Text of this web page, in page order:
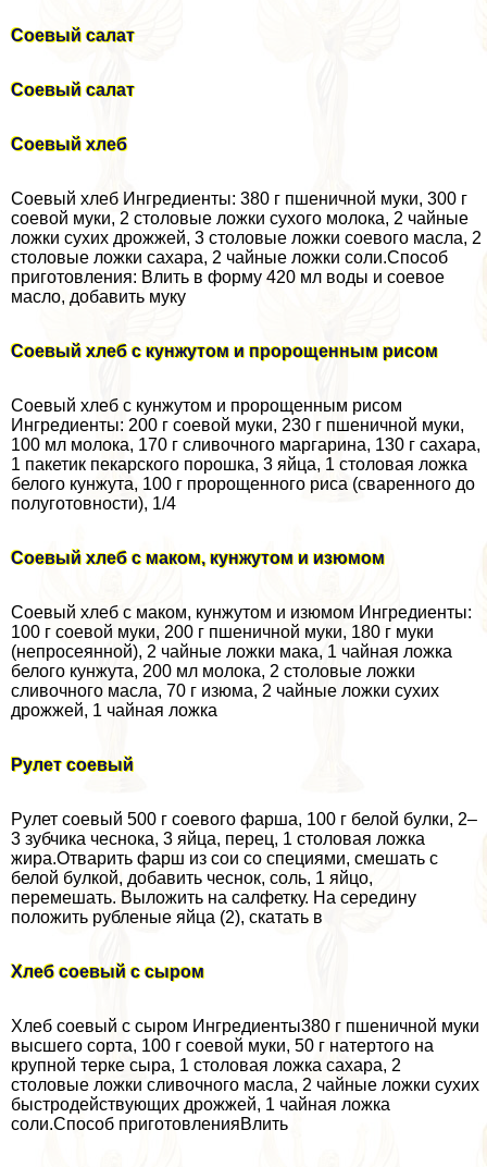
Соевый салат
Соевый салат
Соевый хлеб
Соевый хлеб Ингредиенты: 380 г пшеничной муки, 300 г
соевой муки, 2 столовые ложки сухого молока, 2 чайные
ложки сухих дрожжей, 3 столовые ложки соевого масла, 2
столовые ложки сахара, 2 чайные ложки соли.Способ
приготовления: Влить в форму 420 мл воды и соевое
масло, добавить муку
Соевый хлеб с кунжутом и пророщенным рисом
Соевый хлеб с кунжутом и пророщенным рисом
Ингредиенты: 200 г соевой муки, 230 г пшеничной муки,
100 мл молока, 170 г сливочного маргарина, 130 г сахара,
1 пакетик пекарского порошка, 3 яйца, 1 столовая ложка
белого кунжута, 100 г пророщенного риса (сваренного до
полуготовности), 1/4
Соевый хлеб с маком, кунжутом и изюмом
Соевый хлеб с маком, кунжутом и изюмом Ингредиенты:
100 г соевой муки, 200 г пшеничной муки, 180 г муки
(непросеянной), 2 чайные ложки мака, 1 чайная ложка
белого кунжута, 200 мл молока, 2 столовые ложки
сливочного масла, 70 г изюма, 2 чайные ложки сухих
дрожжей, 1 чайная ложка
Рулет соевый
Рулет соевый 500 г соевого фарша, 100 г белой булки, 2–
3 зубчика чеснока, 3 яйца, перец, 1 столовая ложка
жира.Отварить фарш из сои со специями, смешать с
белой булкой, добавить чеснок, соль, 1 яйцо,
перемешать. Выложить на салфетку. На середину
положить рубленые яйца (2), скатать в
Хлеб соевый с сыром
Хлеб соевый с сыром Ингредиенты380 г пшеничной муки
высшего сорта, 100 г соевой муки, 50 г натертого на
крупной терке сыра, 1 столовая ложка сахара, 2
столовые ложки сливочного масла, 2 чайные ложки сухих
быстродействующих дрожжей, 1 чайная ложка
соли.Способ приготовленияВлить